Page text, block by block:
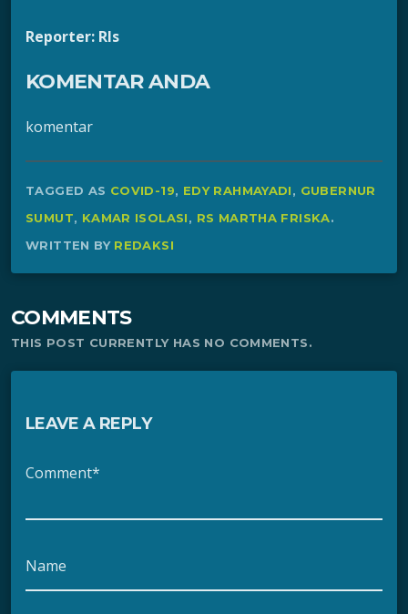
Reporter: Rls
KOMENTAR ANDA
komentar
TAGGED AS COVID-19, EDY RAHMAYADI, GUBERNUR
SUMUT, KAMAR ISOLASI, RS MARTHA FRISKA.
WRITTEN BY REDAKSI
COMMENTS
THIS POST CURRENTLY HAS NO COMMENTS.
LEAVE A REPLY
Comment*
Name